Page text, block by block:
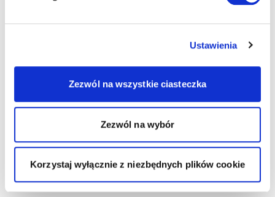
Ustawienia
Zezwól na wszystkie ciasteczka
Zezwól na wybór
Korzystaj wyłącznie z niezbędnych plików cookie